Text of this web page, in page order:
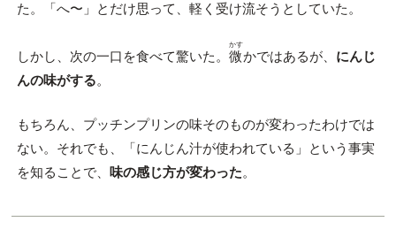
た。「へ〜」とだけ思って、軽く受け流そうとしていた。
しかし、次の一口を食べて驚いた。 微
かす
かではあるが、 にんじ
んの味がする。
もちろん、プッチンプリンの味そのものが変わったわけでは
ない。それでも、「にんじん汁が使われている」という事実
を知ることで、 味の感じ方が変わった。